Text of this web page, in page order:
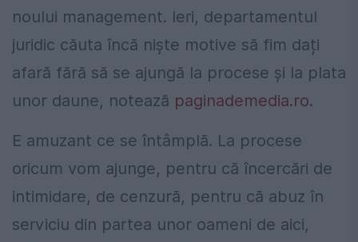
noului management. Ieri, departamentul
juridic căuta încă niște motive să fim dați
afară fără să se ajungă la procese și la plata
unor daune, notează paginademedia.ro.
E amuzant ce se întâmplă. La procese
oricum vom ajunge, pentru că încercări de
intimidare, de cenzură, pentru că abuz în
serviciu din partea unor oameni de aici,